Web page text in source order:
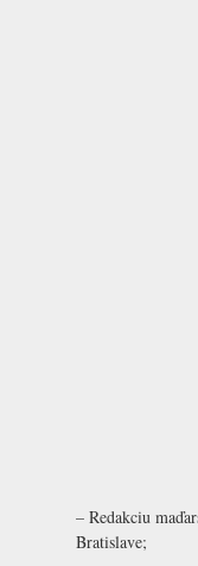
– Redakciu
Bratislave;